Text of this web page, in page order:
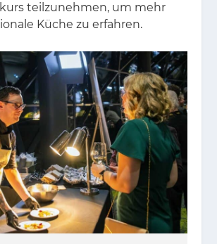
teil­zu­neh­men, um mehr
Kü­che zu er­fah­ren.